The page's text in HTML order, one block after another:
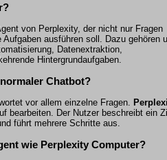
von Perplexity, der nicht nur Fragen
ausführen soll. Dazu gehören
Datenextraktion,
Hintergrundaufgaben.
Chatbot?
vor allem einzelne Fragen.
bearbeiten. Der Nutzer beschreibt ein
führt mehrere Schritte aus.
wie Perplexity Computer?